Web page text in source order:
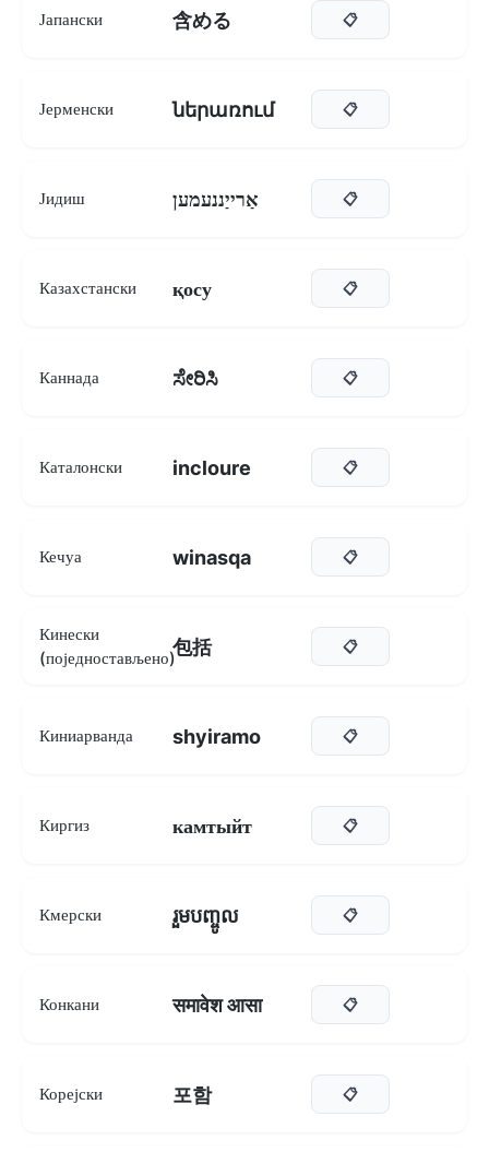
Јапански 含める 📋
Јерменски ներառում 📋
Јидиш אַרייַננעמען 📋
Казахстански қосу 📋
Каннада ಸೇರಿಸಿ 📋
Каталонски incloure 📋
Кечуа winasqa 📋
Кинески
(поједностављено)包括 📋
Киниарванда shyiramo 📋
Киргиз камтыйт 📋
Кмерски រួមបញ្ចូល 📋
Конкани समावेश आसा 📋
Корејски 포함 📋